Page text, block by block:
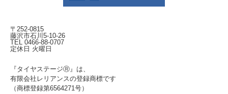
〒252-0815
藤沢市石川5-10-26
TEL 0466-88-0707
定休日 火曜日
『タイヤステージⓇ』は、
有限会社レリアンスの登録商標です
（商標登録第6564271号）